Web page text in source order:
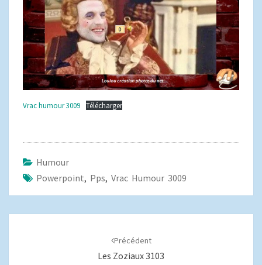
Vrac humour 3009 Télécharger
Humour
Powerpoint, Pps, Vrac Humour 3009
Précédent
Les Zoziaux 3103